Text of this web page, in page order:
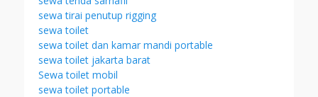
sewa tirai penutup rigging
sewa toilet
sewa toilet dan kamar mandi portable
sewa toilet jakarta barat
Sewa toilet mobil
sewa toilet portable